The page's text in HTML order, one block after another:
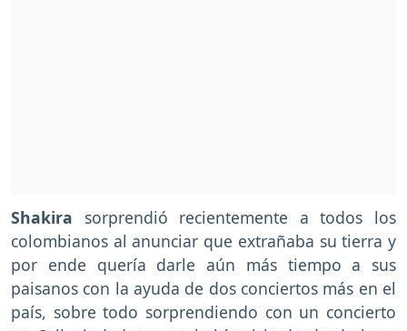
Shakira sorprendió recientemente a todos los
colombianos al anunciar que extrañaba su tierra y
por ende quería darle aún más tiempo a sus
paisanos con la ayuda de dos conciertos más en el
país, sobre todo sorprendiendo con un concierto